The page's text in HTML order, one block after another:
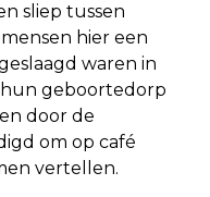
sliep tussen
hier een
waren in
geboortedorp
door de
om op café
vertellen.